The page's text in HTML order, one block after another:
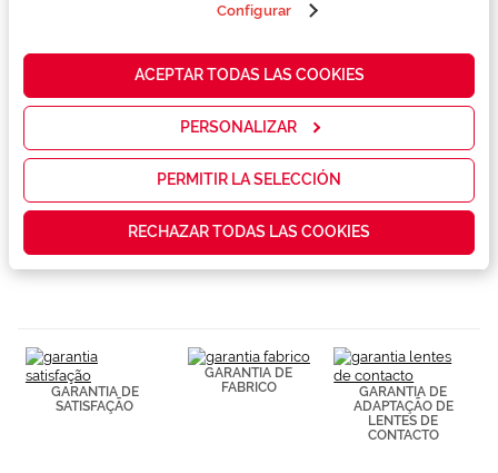
cómo mejorar
servicios y
las
que realmente
contenidos
personalizados
partir de tus
hábitos de
navegación
(por ejemplo,
Configurar
ACEPTAR TODAS LAS COOKIES
PERSONALIZAR
PERMITIR LA SELECCIÓN
RECHAZAR TODAS LAS COOKIES
Conselhos
Serviços exclusivos
GARANTIA DE
SATISFAÇÃO
GARANTIA DE
FABRICO
GARANTIA DE
ADAPTAÇÃO DE
LENTES DE
CONTACTO